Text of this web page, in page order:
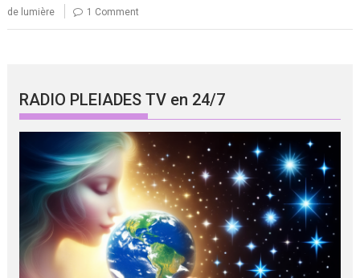
de lumière
1 Comment
RADIO PLEIADES TV en 24/7